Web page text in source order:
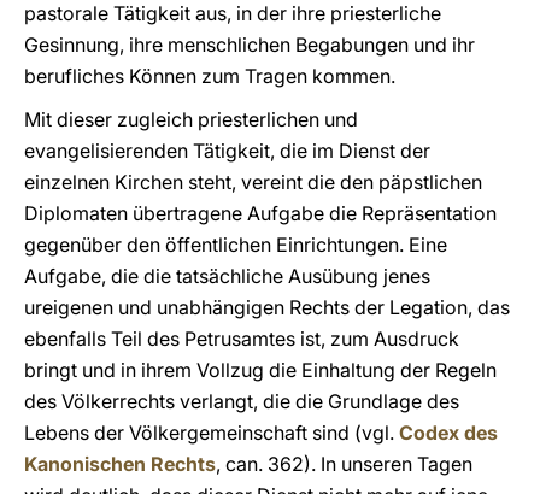
pastorale Tätigkeit aus, in der ihre priesterliche
Gesinnung, ihre menschlichen Begabungen und ihr
berufliches Können zum Tragen kommen.
Mit dieser zugleich priesterlichen und
evangelisierenden Tätigkeit, die im Dienst der
einzelnen Kirchen steht, vereint die den päpstlichen
Diplomaten übertragene Aufgabe die Repräsentation
gegenüber den öffentlichen Einrichtungen. Eine
Aufgabe, die die tatsächliche Ausübung jenes
ureigenen und unabhängigen Rechts der Legation, das
ebenfalls Teil des Petrusamtes ist, zum Ausdruck
bringt und in ihrem Vollzug die Einhaltung der Regeln
des Völkerrechts verlangt, die die Grundlage des
Lebens der Völkergemeinschaft sind (vgl. Codex des
Kanonischen Rechts, can. 362). In unseren Tagen